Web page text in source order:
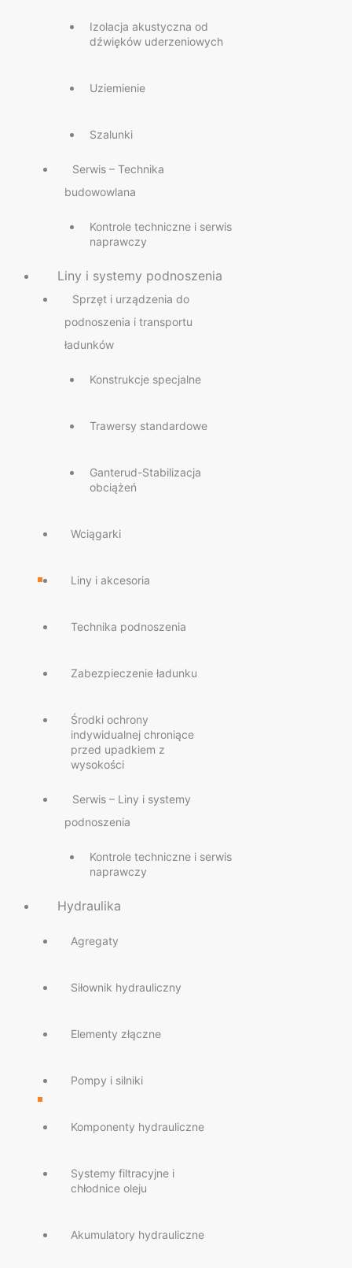
Izolacja akustyczna od
dźwięków uderzeniowych
Uziemienie
Szalunki
Serwis – Technika
budowowlana
Kontrole techniczne i serwis
naprawczy
Liny i systemy podnoszenia
Sprzęt i urządzenia do
podnoszenia i transportu
ładunków
Konstrukcje specjalne
Trawersy standardowe
Ganterud-Stabilizacja
obciążeń
Wciągarki
Liny i akcesoria
Technika podnoszenia
Zabezpieczenie ładunku
Środki ochrony
indywidualnej chroniące
przed upadkiem z
wysokości
Serwis – Liny i systemy
podnoszenia
Kontrole techniczne i serwis
naprawczy
Hydraulika
Agregaty
Siłownik hydrauliczny
Elementy złączne
Pompy i silniki
Komponenty hydrauliczne
Systemy filtracyjne i
chłodnice oleju
Akumulatory hydrauliczne